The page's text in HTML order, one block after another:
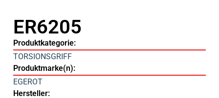
ER6205
Produktkategorie:
TORSIONSGRIFF
Produktmarke(n):
EGEROT
Hersteller: